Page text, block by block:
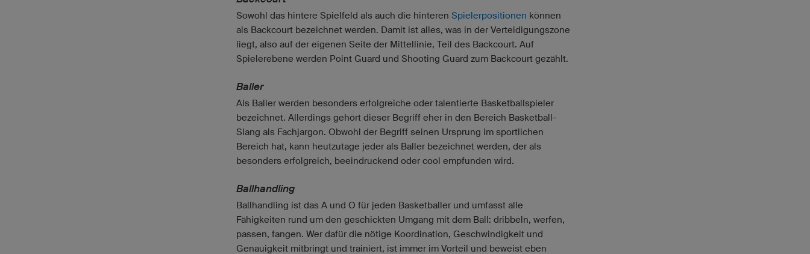
Sowohl das hintere Spielfeld als auch die hinteren Spielerpositionen können
als Backcourt bezeichnet werden. Damit ist alles, was in der Verteidigungszone
liegt, also auf der eigenen Seite der Mittellinie, Teil des Backcourt. Auf
Spielerebene werden Point Guard und Shooting Guard zum Backcourt gezählt.
Baller
Als Baller werden besonders erfolgreiche oder talentierte Basketballspieler
bezeichnet. Allerdings gehört dieser Begriff eher in den Bereich Basketball-
Slang als Fachjargon. Obwohl der Begriff seinen Ursprung im sportlichen
Bereich hat, kann heutzutage jeder als Baller bezeichnet werden, der als
besonders erfolgreich, beeindruckend oder cool empfunden wird.
Ballhandling
Ballhandling ist das A und O für jeden Basketballer und umfasst alle
Fähigkeiten rund um den geschickten Umgang mit dem Ball: dribbeln, werfen,
passen, fangen. Wer dafür die nötige Koordination, Geschwindigkeit und
Genauigkeit mitbringt und trainiert, ist immer im Vorteil und beweist eben